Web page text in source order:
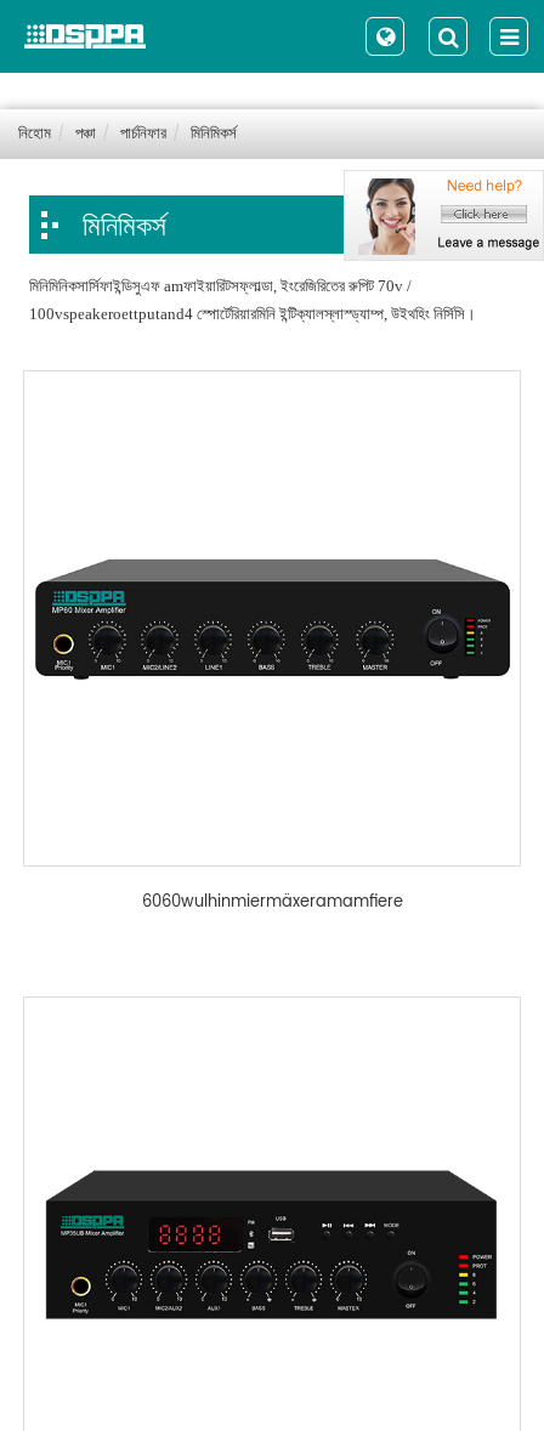
নিহোম পঞ্চা পার্চনিফার মিনিমিকর্স
মিনিমিকর্স
মিনিমিনিকসার্সিফাইন্ডিসুএফ amফাইয়ারিটসফ্লাল্ডা, ইংরেজিরিতের রুপিট 70v /
100vspeakeroettputand4 স্পোর্টেরিয়ারমিনি ইন্টিক্যালস্লাস্ড্যাম্প, উইথহিং নির্সিসি।
6060wulhinmiermäxeramamfiere